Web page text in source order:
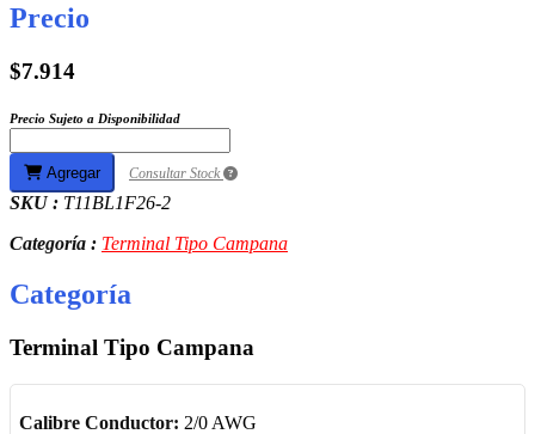
Precio
$7.914
Precio Sujeto a Disponibilidad
Agregar Consultar Stock
SKU : T11BL1F26-2
Categoría : Terminal Tipo Campana
Categoría
Terminal Tipo Campana
Calibre Conductor: 2/0 AWG